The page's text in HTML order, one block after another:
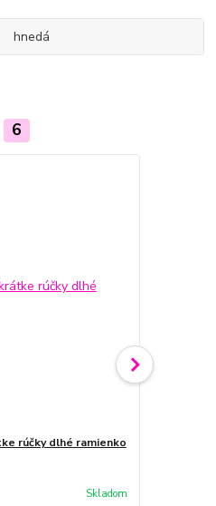
hnedá
6
rúčky dlhé ramienko
Skladom